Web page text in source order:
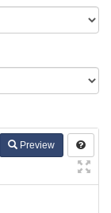
Preview